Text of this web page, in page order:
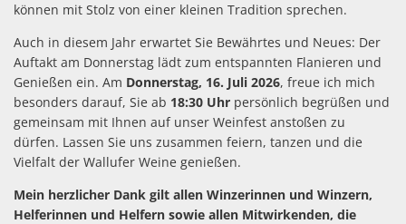
können mit Stolz von einer kleinen Tradition sprechen.
Auch in diesem Jahr erwartet Sie Bewährtes und Neues: Der
Auftakt am Donnerstag lädt zum entspannten Flanieren und
Genießen ein. Am Donnerstag, 16. Juli 2026, freue ich mich
besonders darauf, Sie ab 18:30 Uhr persönlich begrüßen und
gemeinsam mit Ihnen auf unser Weinfest anstoßen zu
dürfen. Lassen Sie uns zusammen feiern, tanzen und die
Vielfalt der Wallufer Weine genießen.
Mein herzlicher Dank gilt allen Winzerinnen und Winzern,
Helferinnen und Helfern sowie allen Mitwirkenden, die